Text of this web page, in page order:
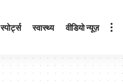
स्पोर्ट्स स्वास्थ्य वीडियो न्यूज़